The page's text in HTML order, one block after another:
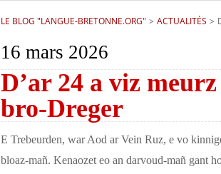
LE BLOG "LANGUE-BRETONNE.ORG" > ACTUALITÉS >
16 mars 2026
D’ar 24 a viz
bro-Dreger
E Trebeurden, war Aod ar Vein Ruz, e vo
bloaz-mañ. Kenaozet eo an darvoud-mañ gant